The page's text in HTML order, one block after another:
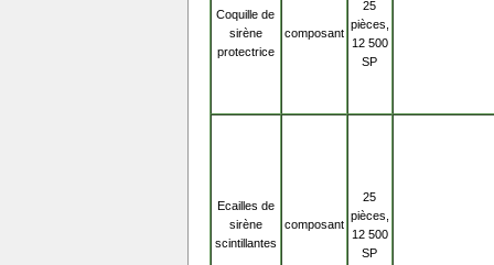
Coquille de
sirène
protectrice
composant
25
pièces,
12 500
SP
Ecailles de
sirène
scintillantes
composant
25
pièces,
12 500
SP